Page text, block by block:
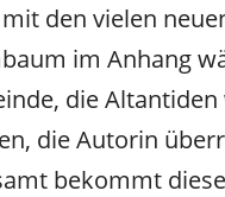
den vielen
im Anhang
die
die Autorin
bekommt